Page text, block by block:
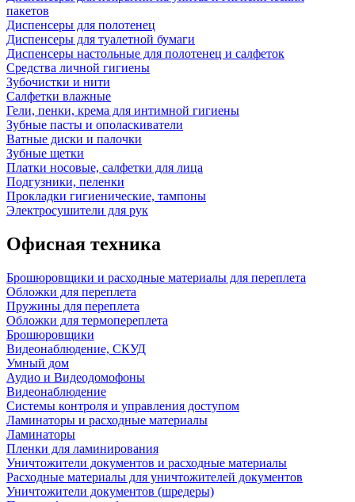
пакетов
Диспенсеры для полотенец
Диспенсеры для туалетной бумаги
Диспенсеры настольные для полотенец и салфеток
Средства личной гигиены
Зубочистки и нити
Салфетки влажные
Гели, пенки, крема для интимной гигиены
Зубные пасты и ополаскиватели
Ватные диски и палочки
Зубные щетки
Платки носовые, салфетки для лица
Подгузники, пеленки
Прокладки гигиенические, тампоны
Электросушители для рук
Офисная техника
Брошюровщики и расходные материалы для переплета
Обложки для переплета
Пружины для переплета
Обложки для термопереплета
Брошюровщики
Видеонаблюдение, СКУД
Умный дом
Аудио и Видеодомофоны
Видеонаблюдение
Системы контроля и управления доступом
Ламинаторы и расходные материалы
Ламинаторы
Пленки для ламинирования
Уничтожители документов и расходные материалы
Расходные материалы для уничтожителей документов
Уничтожители документов (шредеры)